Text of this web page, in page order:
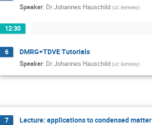
Speaker: DrJohannes Hauschild (UC Berkeley)
12:30
6 DMRG+TDVE Tutorials
Speaker: DrJohannes Hauschild (UC Berkeley)
7 Lecture: applications to condensed matter